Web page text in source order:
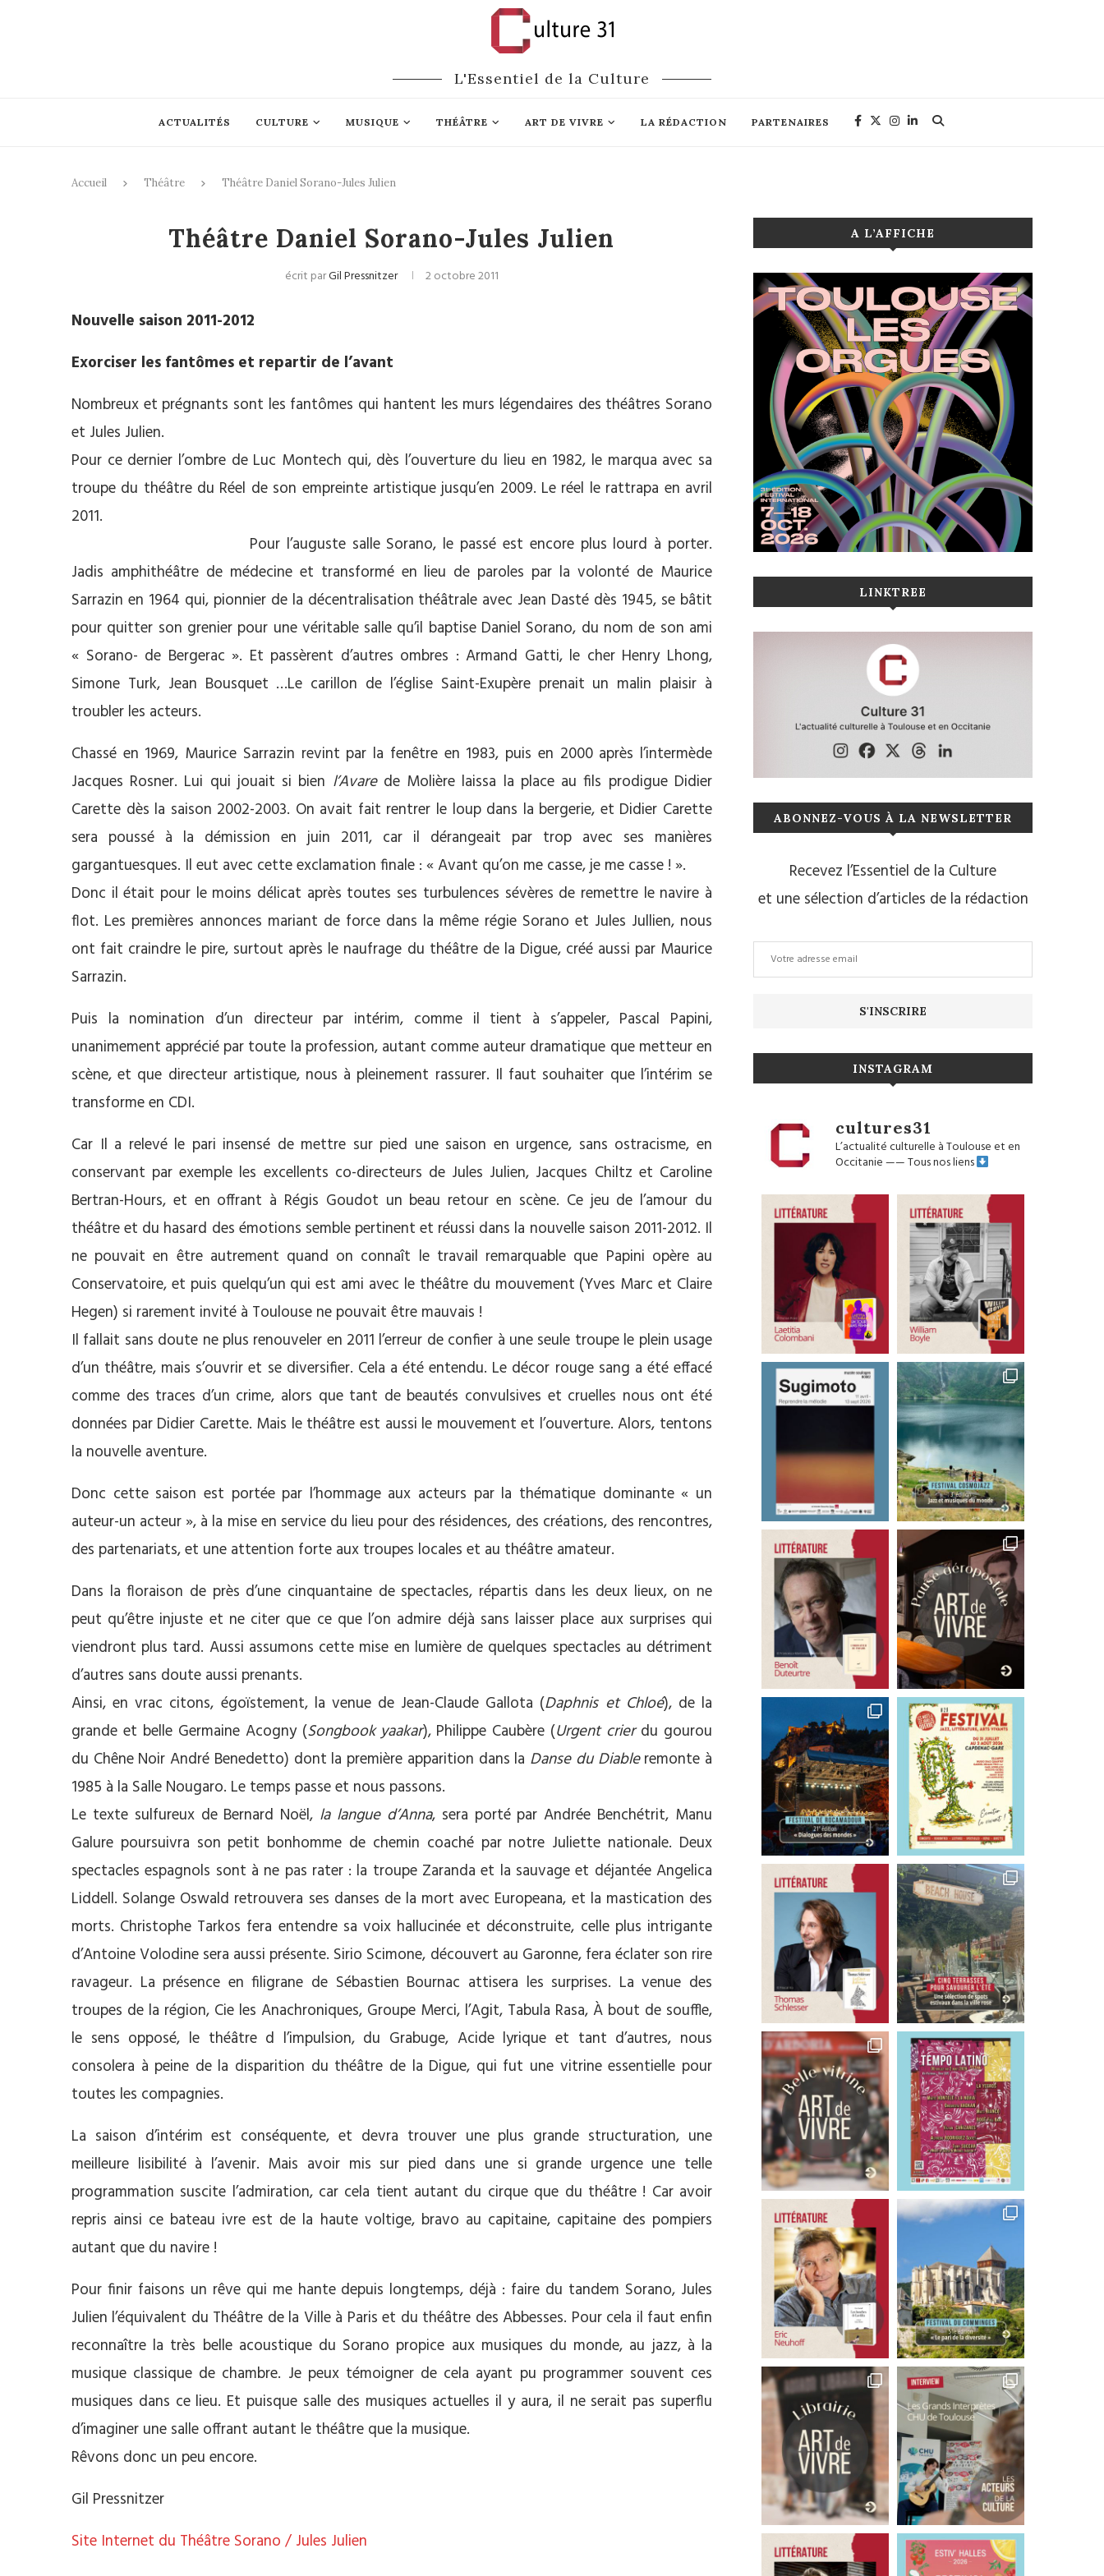
L'Essentiel de la Culture
ACTUALITÉS CULTURE MUSIQUE THÉÂTRE ART DE VIVRE LA RÉDACTION PARTENAIRES
Accueil Théâtre Théâtre Daniel Sorano-Jules Julien
Théâtre Daniel Sorano-Jules Julien
écrit parGil Pressnitzer 2 octobre 2011
Nouvelle saison 2011-2012
Exorciser les fantômes et repartir de l’avant
Nombreux et prégnants sont les fantômes qui hantent les murs légendaires des théâtres Sorano
et Jules Julien.
Pour ce dernier l’ombre de Luc Montech qui, dès l’ouverture du lieu en 1982, le marqua avec sa
troupe du théâtre du Réel de son empreinte artistique jusqu’en 2009. Le réel le rattrapa en avril
2011.
Pour l’auguste salle Sorano, le passé est encore plus lourd à porter.
Jadis amphithéâtre de médecine et transformé en lieu de paroles par la volonté de Maurice
Sarrazin en 1964 qui, pionnier de la décentralisation théâtrale avec Jean Dasté dès 1945, se bâtit
pour quitter son grenier pour une véritable salle qu’il baptise Daniel Sorano, du nom de son ami
« Sorano- de Bergerac ». Et passèrent d’autres ombres : Armand Gatti, le cher Henry Lhong,
Simone Turk, Jean Bousquet …Le carillon de l’église Saint-Exupère prenait un malin plaisir à
troubler les acteurs.
Chassé en 1969, Maurice Sarrazin revint par la fenêtre en 1983, puis en 2000 après l’intermède
Jacques Rosner. Lui qui jouait si bien l’Avarede Molière laissa la place au fils prodigue Didier
Carette dès la saison 2002-2003. On avait fait rentrer le loup dans la bergerie, et Didier Carette
sera poussé à la démission en juin 2011, car il dérangeait par trop avec ses manières
gargantuesques. Il eut avec cette exclamation finale : « Avant qu’on me casse, je me casse ! ».
Donc il était pour le moins délicat après toutes ses turbulences sévères de remettre le navire à
flot. Les premières annonces mariant de force dans la même régie Sorano et Jules Jullien, nous
ont fait craindre le pire, surtout après le naufrage du théâtre de la Digue, créé aussi par Maurice
Sarrazin.
Puis la nomination d’un directeur par intérim, comme il tient à s’appeler, Pascal Papini,
unanimement apprécié par toute la profession, autant comme auteur dramatique que metteur en
scène, et que directeur artistique, nous à pleinement rassurer. Il faut souhaiter que l’intérim se
transforme en CDI.
Car Il a relevé le pari insensé de mettre sur pied une saison en urgence, sans ostracisme, en
conservant par exemple les excellents co-directeurs de Jules Julien, Jacques Chiltz et Caroline
Bertran-Hours, et en offrant à Régis Goudot un beau retour en scène. Ce jeu de l’amour du
théâtre et du hasard des émotions semble pertinent et réussi dans la nouvelle saison 2011-2012. Il
ne pouvait en être autrement quand on connaît le travail remarquable que Papini opère au
Conservatoire, et puis quelqu’un qui est ami avec le théâtre du mouvement (Yves Marc et Claire
Hegen) si rarement invité à Toulouse ne pouvait être mauvais !
Il fallait sans doute ne plus renouveler en 2011 l’erreur de confier à une seule troupe le plein usage
d’un théâtre, mais s’ouvrir et se diversifier. Cela a été entendu. Le décor rouge sang a été effacé
comme des traces d’un crime, alors que tant de beautés convulsives et cruelles nous ont été
données par Didier Carette. Mais le théâtre est aussi le mouvement et l’ouverture. Alors, tentons
la nouvelle aventure.
Donc cette saison est portée par l’hommage aux acteurs par la thématique dominante « un
auteur-un acteur », à la mise en service du lieu pour des résidences, des créations, des rencontres,
des partenariats, et une attention forte aux troupes locales et au théâtre amateur.
Dans la floraison de près d’une cinquantaine de spectacles, répartis dans les deux lieux, on ne
peut qu’être injuste et ne citer que ce que l’on admire déjà sans laisser place aux surprises qui
viendront plus tard. Aussi assumons cette mise en lumière de quelques spectacles au détriment
d’autres sans doute aussi prenants.
Ainsi, en vrac citons, égoïstement, la venue de Jean-Claude Gallota (Daphnis et Chloé), de la
grande et belle Germaine Acogny (Songbook yaakar), Philippe Caubère (Urgent crierdu gourou
du Chêne Noir André Benedetto) dont la première apparition dans la Danse du Diableremonte à
1985 à la Salle Nougaro. Le temps passe et nous passons.
Le texte sulfureux de Bernard Noël, la langue d’Anna, sera porté par Andrée Benchétrit, Manu
Galure poursuivra son petit bonhomme de chemin coaché par notre Juliette nationale. Deux
spectacles espagnols sont à ne pas rater : la troupe Zaranda et la sauvage et déjantée Angelica
Liddell. Solange Oswald retrouvera ses danses de la mort avec Europeana, et la mastication des
morts. Christophe Tarkos fera entendre sa voix hallucinée et déconstruite, celle plus intrigante
d’Antoine Volodine sera aussi présente. Sirio Scimone, découvert au Garonne, fera éclater son rire
ravageur. La présence en filigrane de Sébastien Bournac attisera les surprises. La venue des
troupes de la région, Cie les Anachroniques, Groupe Merci, l’Agit, Tabula Rasa, À bout de souffle,
le sens opposé, le théâtre d l’impulsion, du Grabuge, Acide lyrique et tant d’autres, nous
consolera à peine de la disparition du théâtre de la Digue, qui fut une vitrine essentielle pour
toutes les compagnies.
La saison d’intérim est conséquente, et devra trouver une plus grande structuration, une
meilleure lisibilité à l’avenir. Mais avoir mis sur pied dans une si grande urgence une telle
programmation suscite l’admiration, car cela tient autant du cirque que du théâtre ! Car avoir
repris ainsi ce bateau ivre est de la haute voltige, bravo au capitaine, capitaine des pompiers
autant que du navire !
Pour finir faisons un rêve qui me hante depuis longtemps, déjà : faire du tandem Sorano, Jules
Julien l’équivalent du Théâtre de la Ville à Paris et du théâtre des Abbesses. Pour cela il faut enfin
reconnaître la très belle acoustique du Sorano propice aux musiques du monde, au jazz, à la
musique classique de chambre. Je peux témoigner de cela ayant pu programmer souvent ces
musiques dans ce lieu. Et puisque salle des musiques actuelles il y aura, il ne serait pas superflu
d’imaginer une salle offrant autant le théâtre que la musique.
Rêvons donc un peu encore.
Gil Pressnitzer
Site Internet du Théâtre Sorano / Jules Julien
A L’AFFICHE
LINKTREE
ABONNEZ-VOUS À LA NEWSLETTER
Recevez l’Essentiel de la Culture
et une sélection d’articles de la rédaction
INSTAGRAM
cultures31
L’actualité culturelle à Toulouse et en
Occitanie——Tous nos liens